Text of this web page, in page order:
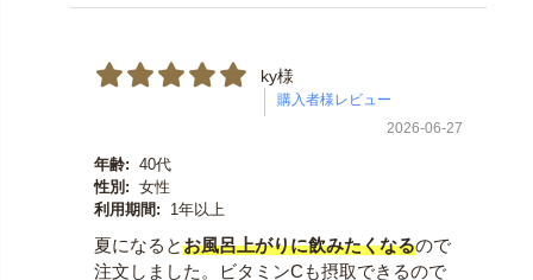
ky様
2026-06-27
年齢: 40代
性別: 女性
利用期間:
1年以上
夏になるとお風呂上がりに飲みたくなるので
注文しました。ビタミンCも摂取できるので